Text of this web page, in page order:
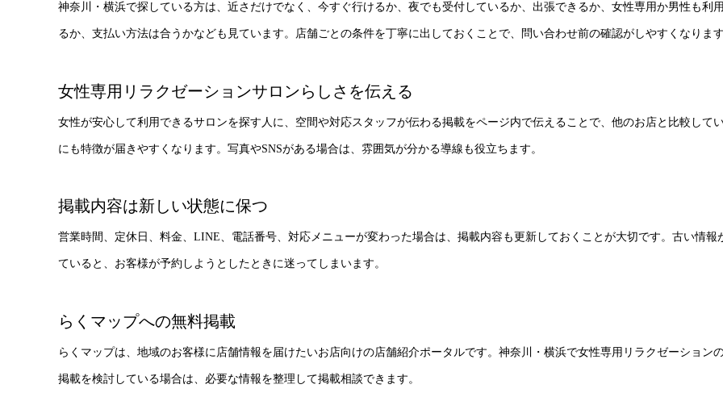
神奈川・横浜で探している方は、近さだけでなく、今すぐ行けるか、夜でも受付しているか、出張できるか、女性専用か男性も利
るか、支払い方法は合うかなども見ています。店舗ごとの条件を丁寧に出しておくことで、問い合わせ前の確認がしやすくなります
女性専用リラクゼーションサロンらしさを伝える
女性が安心して利用できるサロンを探す人に、空間や対応スタッフが伝わる掲載をページ内で伝えることで、他のお店と比較して
にも特徴が届きやすくなります。写真やSNSがある場合は、雰囲気が分かる導線も役立ちます。
掲載内容は新しい状態に保つ
営業時間、定休日、料金、LINE、電話番号、対応メニューが変わった場合は、掲載内容も更新しておくことが大切です。古い情報
ていると、お客様が予約しようとしたときに迷ってしまいます。
らくマップへの無料掲載
らくマップは、地域のお客様に店舗情報を届けたいお店向けの店舗紹介ポータルです。神奈川・横浜で女性専用リラクゼーション
掲載を検討している場合は、必要な情報を整理して掲載相談できます。